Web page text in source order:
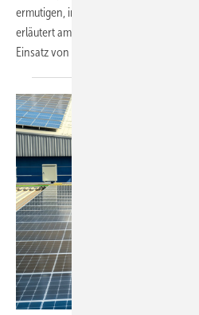
ermutigen, innovative ­Lösungen auch
erläutert am Beispiel einer Villa aus
Einsatz von Wärmepumpen aussehen